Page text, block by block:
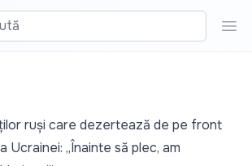
ruși care dezertează de pe front
Ucrainei: „Înainte să plec, am